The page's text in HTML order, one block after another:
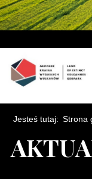
Jesteś tutaj: Strona